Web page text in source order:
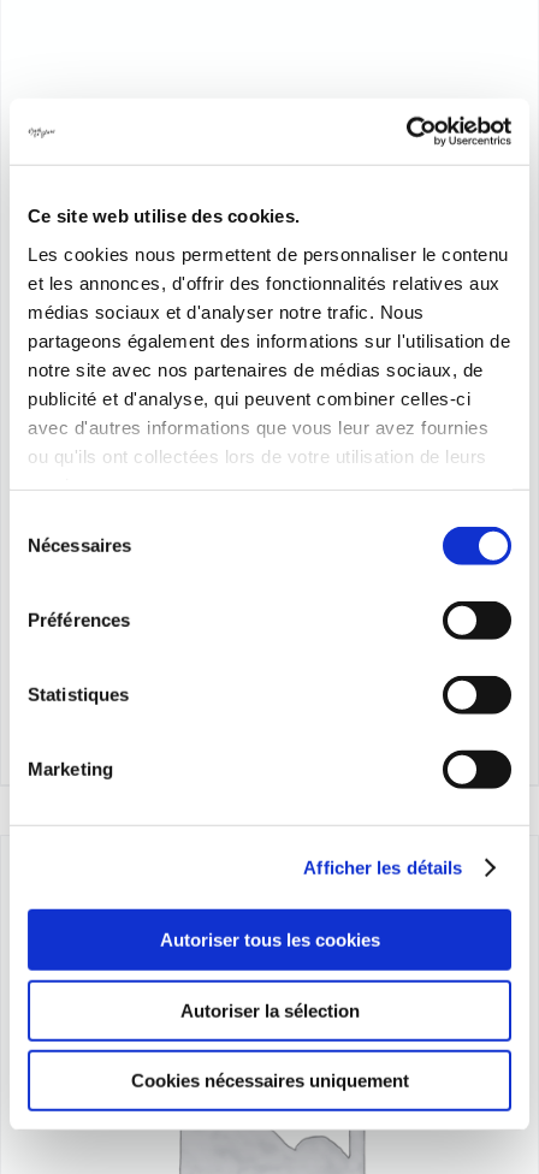
Ce site web utilise des cookies.
Les cookies nous permettent de personnaliser le contenu
et les annonces, d'offrir des fonctionnalités relatives aux
médias sociaux et d'analyser notre trafic. Nous
partageons également des informations sur l'utilisation de
notre site avec nos partenaires de médias sociaux, de
publicité et d'analyse, qui peuvent combiner celles-ci
avec d'autres informations que vous leur avez fournies
ou qu'ils ont collectées lors de votre utilisation de leurs
Nécessaires
Préférences
Statistiques
Marketing
Afficher les détails
Autoriser tous les cookies
Autoriser la sélection
Cookies nécessaires uniquement
Asilage 03 – BOITE COFFRET
T1